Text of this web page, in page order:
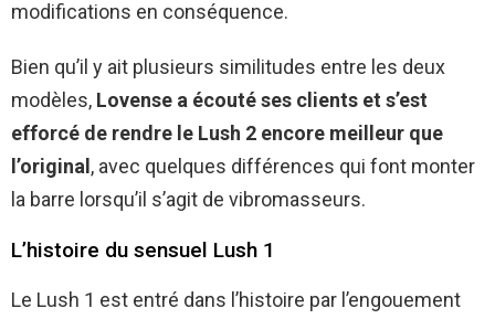
modifications en conséquence.
Bien qu’il y ait plusieurs similitudes entre les deux
modèles, Lovense a écouté ses clients et s’est
efforcé de rendre le Lush 2 encore meilleur que
l’original, avec quelques différences qui font monter
la barre lorsqu’il s’agit de vibromasseurs.
L’histoire du sensuel Lush 1
Le Lush 1 est entré dans l’histoire par l’engouement